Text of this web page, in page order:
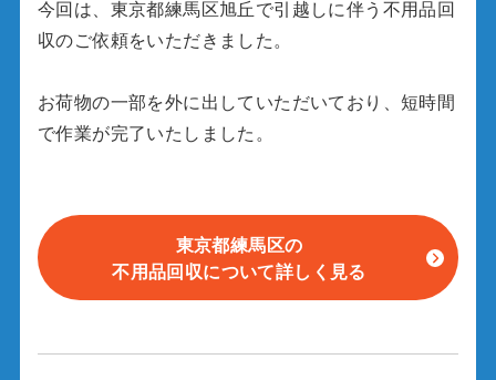
今回は、東京都練馬区旭丘で引越しに伴う不用品回
収のご依頼をいただきました。
お荷物の一部を外に出していただいており、短時間
で作業が完了いたしました。
東京都練馬区の
不用品回収について詳しく見る